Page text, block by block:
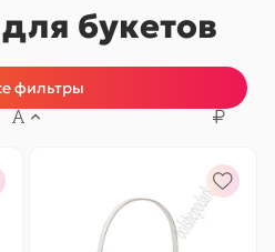
букетов
фильтры